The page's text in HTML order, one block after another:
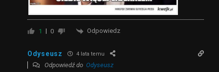
1 0 Odpowiedz
Odyseusz 4 lata temu
Odpowiedź do Odyseusz